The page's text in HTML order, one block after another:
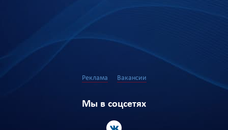
Реклама Вакансии
Мы в соцсетях